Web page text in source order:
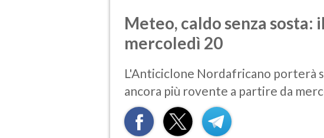
Meteo, caldo senza sosta:
mercoledì 20
L'Anticiclone Nordafricano porterà
ancora più rovente a partire da